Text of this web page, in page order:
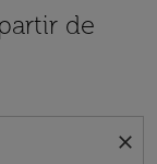
de
close